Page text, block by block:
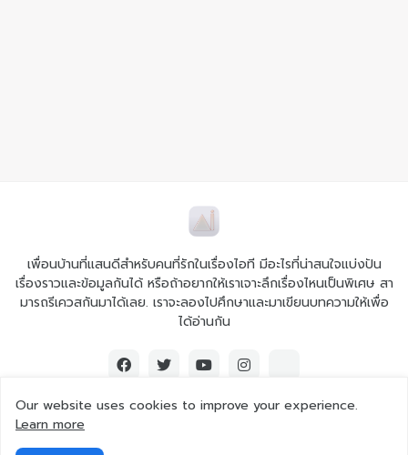
เพื่อนบ้านที่แสนดีสำหรับคนที่รักในเรื่องไอที มีอะไรที่น่าสนใจแบ่งปัน
เรื่องราวและข้อมูลกันได้ หรือถ้าอยากให้เราเจาะลึกเรื่องไหนเป็นพิเศษ สา
มารถรีเควสกันมาได้เลย. เราจะลองไปศึกษาและมาเขียนบทความให้เพื่อ
ได้อ่านกัน
Our website uses cookies to improve your experience.
Learn more